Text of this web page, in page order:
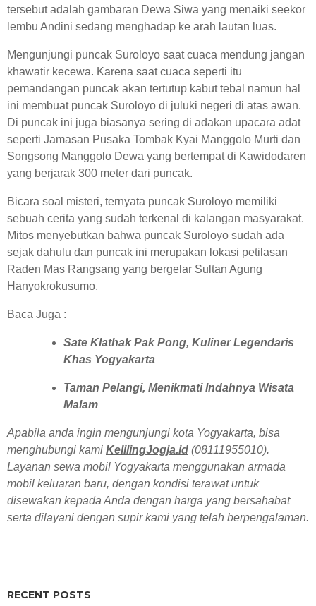
RECENT POSTS
tersebut adalah gambaran Dewa Siwa yang menaiki seekor
lembu Andini sedang menghadap ke arah lautan luas.
Mengunjungi puncak Suroloyo saat cuaca mendung jangan
khawatir kecewa. Karena saat cuaca seperti itu
pemandangan puncak akan tertutup kabut tebal namun hal
ini membuat puncak Suroloyo di juluki negeri di atas awan.
Di puncak ini juga biasanya sering di adakan upacara adat
seperti Jamasan Pusaka Tombak Kyai Manggolo Murti dan
Songsong Manggolo Dewa yang bertempat di Kawidodaren
yang berjarak 300 meter dari puncak.
Bicara soal misteri, ternyata puncak Suroloyo memiliki
sebuah cerita yang sudah terkenal di kalangan masyarakat.
Mitos menyebutkan bahwa puncak Suroloyo sudah ada
sejak dahulu dan puncak ini merupakan lokasi petilasan
Raden Mas Rangsang yang bergelar Sultan Agung
Hanyokrokusumo.
Baca Juga :
Sate Klathak Pak Pong, Kuliner Legendaris
Khas Yogyakarta
Taman Pelangi, Menikmati Indahnya Wisata
Malam
Apabila anda ingin mengunjungi kota Yogyakarta, bisa
menghubungi kami KelilingJogja.id (08111955010).
Layanan sewa mobil Yogyakarta menggunakan armada
mobil keluaran baru, dengan kondisi terawat untuk
disewakan kepada Anda dengan harga yang bersahabat
serta dilayani dengan supir kami yang telah berpengalaman.